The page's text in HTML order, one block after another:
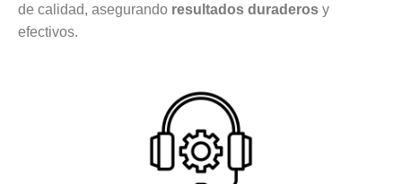
de calidad, asegurando resultados duraderos y
efectivos.